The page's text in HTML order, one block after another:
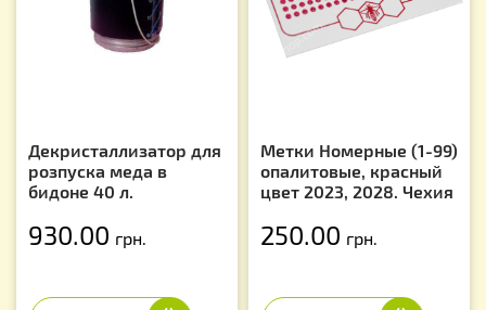
Декристаллизатор для
розпуска меда в
бидоне 40 л.
930.00 грн.
Метки Номерные (1-99)
опалитовые, красный
цвет 2023, 2028. Чехия
250.00 грн.